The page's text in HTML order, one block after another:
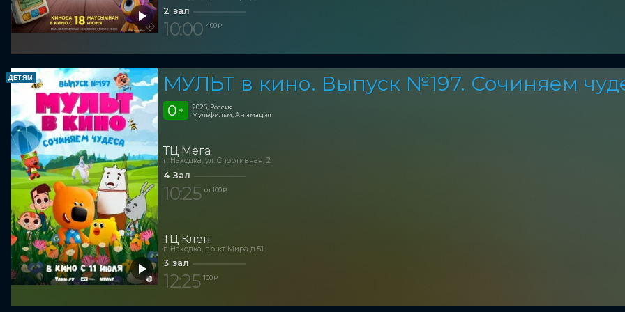
2 зал
10:00 400 ₽
ДЕТЯМ МУЛЬТ в кино. Выпуск №197. Сочиняем
0 +
2026, Россия
Мульфильм, Анимация
ТЦ Мега
г. Находка, ул. Спортивная, 2
4 Зал
10:25 от 100 ₽
ТЦ Клён
г. Находка, пр-кт Мира д.51
3 зал
12:25 100 ₽